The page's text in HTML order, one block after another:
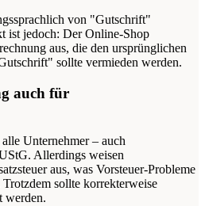
von "Gutschrift"
ist jedoch: Der Online-Shop
aus, die den ursprünglichen
sollte vermieden werden.
auch für
Unternehmer – auch
Allerdings weisen
aus, was Vorsteuer-Probleme
sollte korrekterweise
werden.